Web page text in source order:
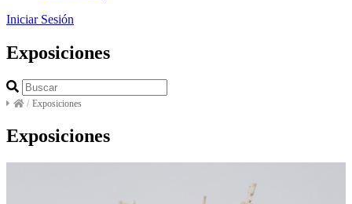
Iniciar Sesión
Exposiciones
/ Exposiciones
Exposiciones